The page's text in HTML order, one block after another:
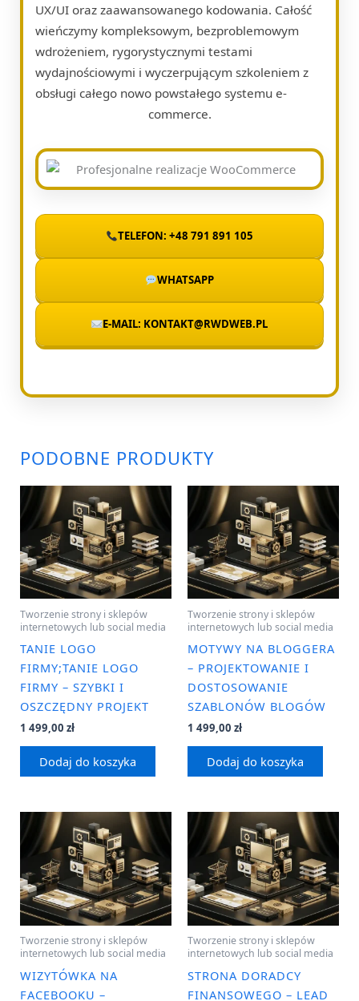
UX/UI oraz zaawansowanego kodowania. Całość
wieńczymy kompleksowym, bezproblemowym
wdrożeniem, rygorystycznymi testami
wydajnościowymi i wyczerpującym szkoleniem z
obsługi całego nowo powstałego systemu e-
commerce.
TELEFON: +48 791 891 105
WHATSAPP
E-MAIL: KONTAKT@RWDWEB.PL
PODOBNE PRODUKTY
Tworzenie strony i sklepów
internetowych lub social media
TANIE LOGO
FIRMY;TANIE LOGO
FIRMY – SZYBKI I
OSZCZĘDNY PROJEKT
1 499,00 zł
Dodaj do koszyka
Tworzenie strony i sklepów
internetowych lub social media
MOTYWY NA BLOGGERA
– PROJEKTOWANIE I
DOSTOSOWANIE
SZABLONÓW BLOGÓW
1 499,00 zł
Dodaj do koszyka
Tworzenie strony i sklepów
internetowych lub social media
WIZYTÓWKA NA
FACEBOOKU –
Tworzenie strony i sklepów
internetowych lub social media
STRONA DORADCY
FINANSOWEGO – LEAD